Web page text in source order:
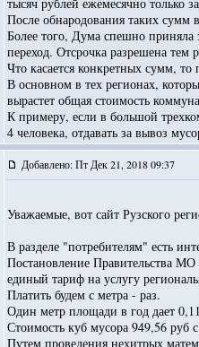
После обнародования таких сумм
Более того, Дума спешно приняла
переход. Отсрочка разрешена тем
Что касается конкретных сумм,
В основном в тех регионах,
вырастет общая стоимость
К примеру, если в большой
4 человека, отдавать за вывоз
Добавлено: Пт Дек 21, 2018 09:37
Уважаемые, вот сайт Рузского
В разделе "потребителям" есть
Постановление Правительства
единый тариф на услугу
Платить будем с метра - раз.
Один метр площади в год дает
Стоимость куб мусора 949,56 руб
Путем проведения нехитрых